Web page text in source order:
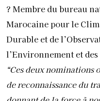
? Membre du bureau
Marocaine pour le
Durable et de
l’Environnement et
“Ces deux
de reconnaissance du